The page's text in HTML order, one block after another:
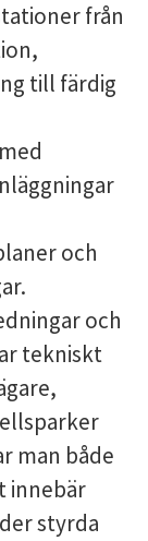
från
till färdig
och
och
tekniskt
man både
innebär
styrda